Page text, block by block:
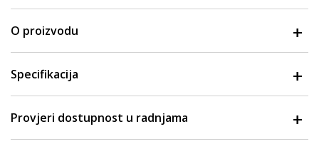
O proizvodu
Specifikacija
Provjeri dostupnost u radnjama